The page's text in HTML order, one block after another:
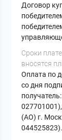
Договор
Сроки
вносятся
Оплата по
со дня
(АО) г.
044525823).